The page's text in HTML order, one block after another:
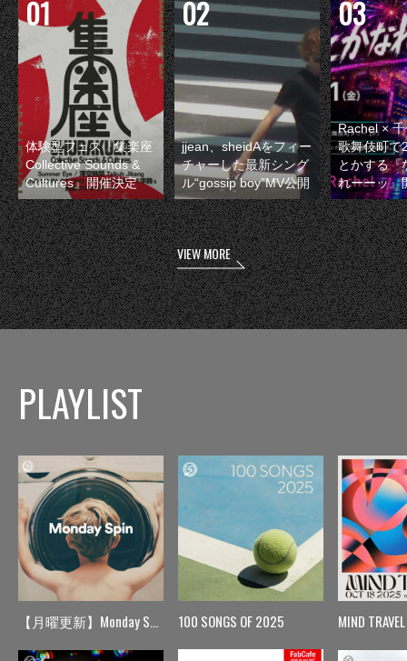
体験型フェス『集楽座
Collective Sounds &
Cultures』開催決定
jjean、sheidAをフィー
チャーした最新シング
ル“gossip boy”MV公開
Rachel ×
歌舞伎町で
とかする『
れーーッ』
VIEW MORE
PLAYLIST
【月曜更新】Monday Spin 100 SONGS OF 2025 MIND TRAVEL